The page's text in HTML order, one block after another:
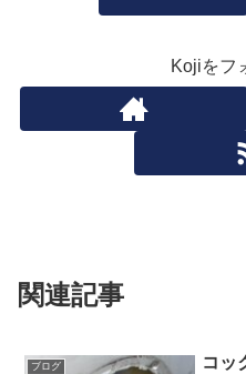
Kojiをフ
関連記事
ブログ
コッ